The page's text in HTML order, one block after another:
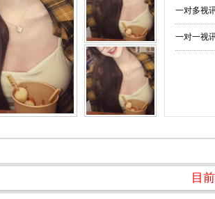
一对多视
一对一视
目